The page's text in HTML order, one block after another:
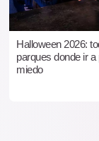
Halloween 2026:
parques donde ir a
miedo